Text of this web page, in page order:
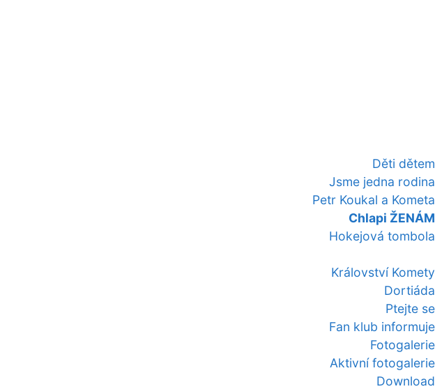
Děti dětem
Jsme jedna rodina
Petr Koukal a Kometa
Chlapi ŽENÁM
Hokejová tombola
Království Komety
Dortiáda
Ptejte se
Fan klub informuje
Fotogalerie
Aktivní fotogalerie
Download